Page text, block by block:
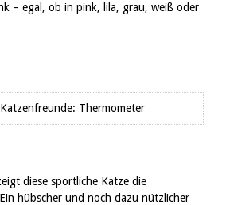
– egal, ob in pink, lila, grau, weiß oder
diese sportliche Katze die
hübscher und noch dazu nützlicher